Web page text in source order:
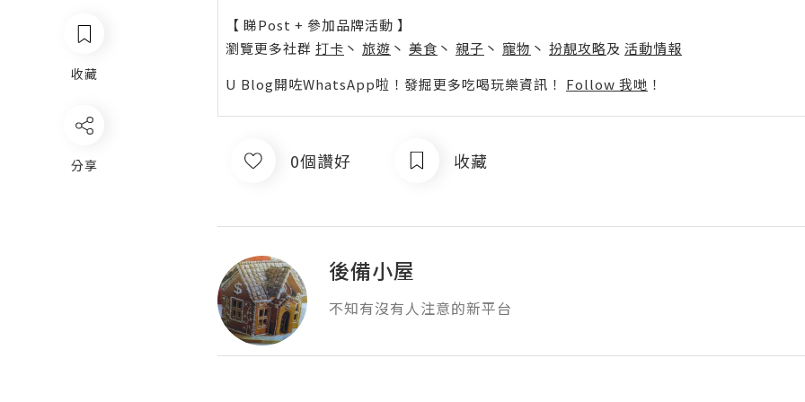
收藏
分享
【 睇Post + 參加品牌活動 】
瀏覽更多社群 打卡 丶 旅遊 丶 美食 丶 親子 丶 寵物 丶 扮靚攻略及 活動情報
U Blog開咗WhatsApp啦！發掘更多吃喝玩樂資訊！ Follow 我哋 ！
0個讚好 收藏
後備小屋
不知有沒有人注意的新平台